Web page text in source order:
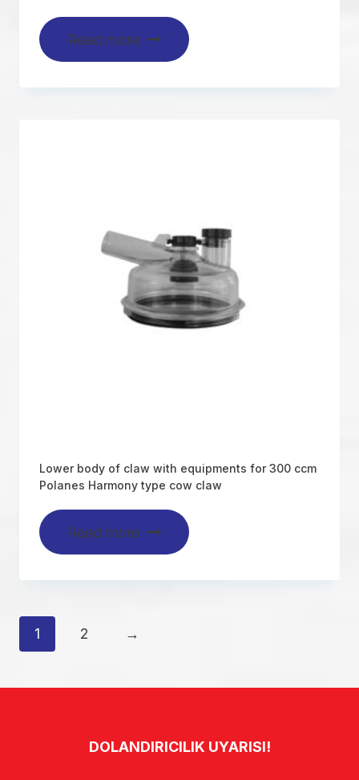
Read more
Lower body of claw with equipments for 300 ccm
Polanes Harmony type cow claw
Read more
1 2 →
DOLANDIRICILIK UYARISI!